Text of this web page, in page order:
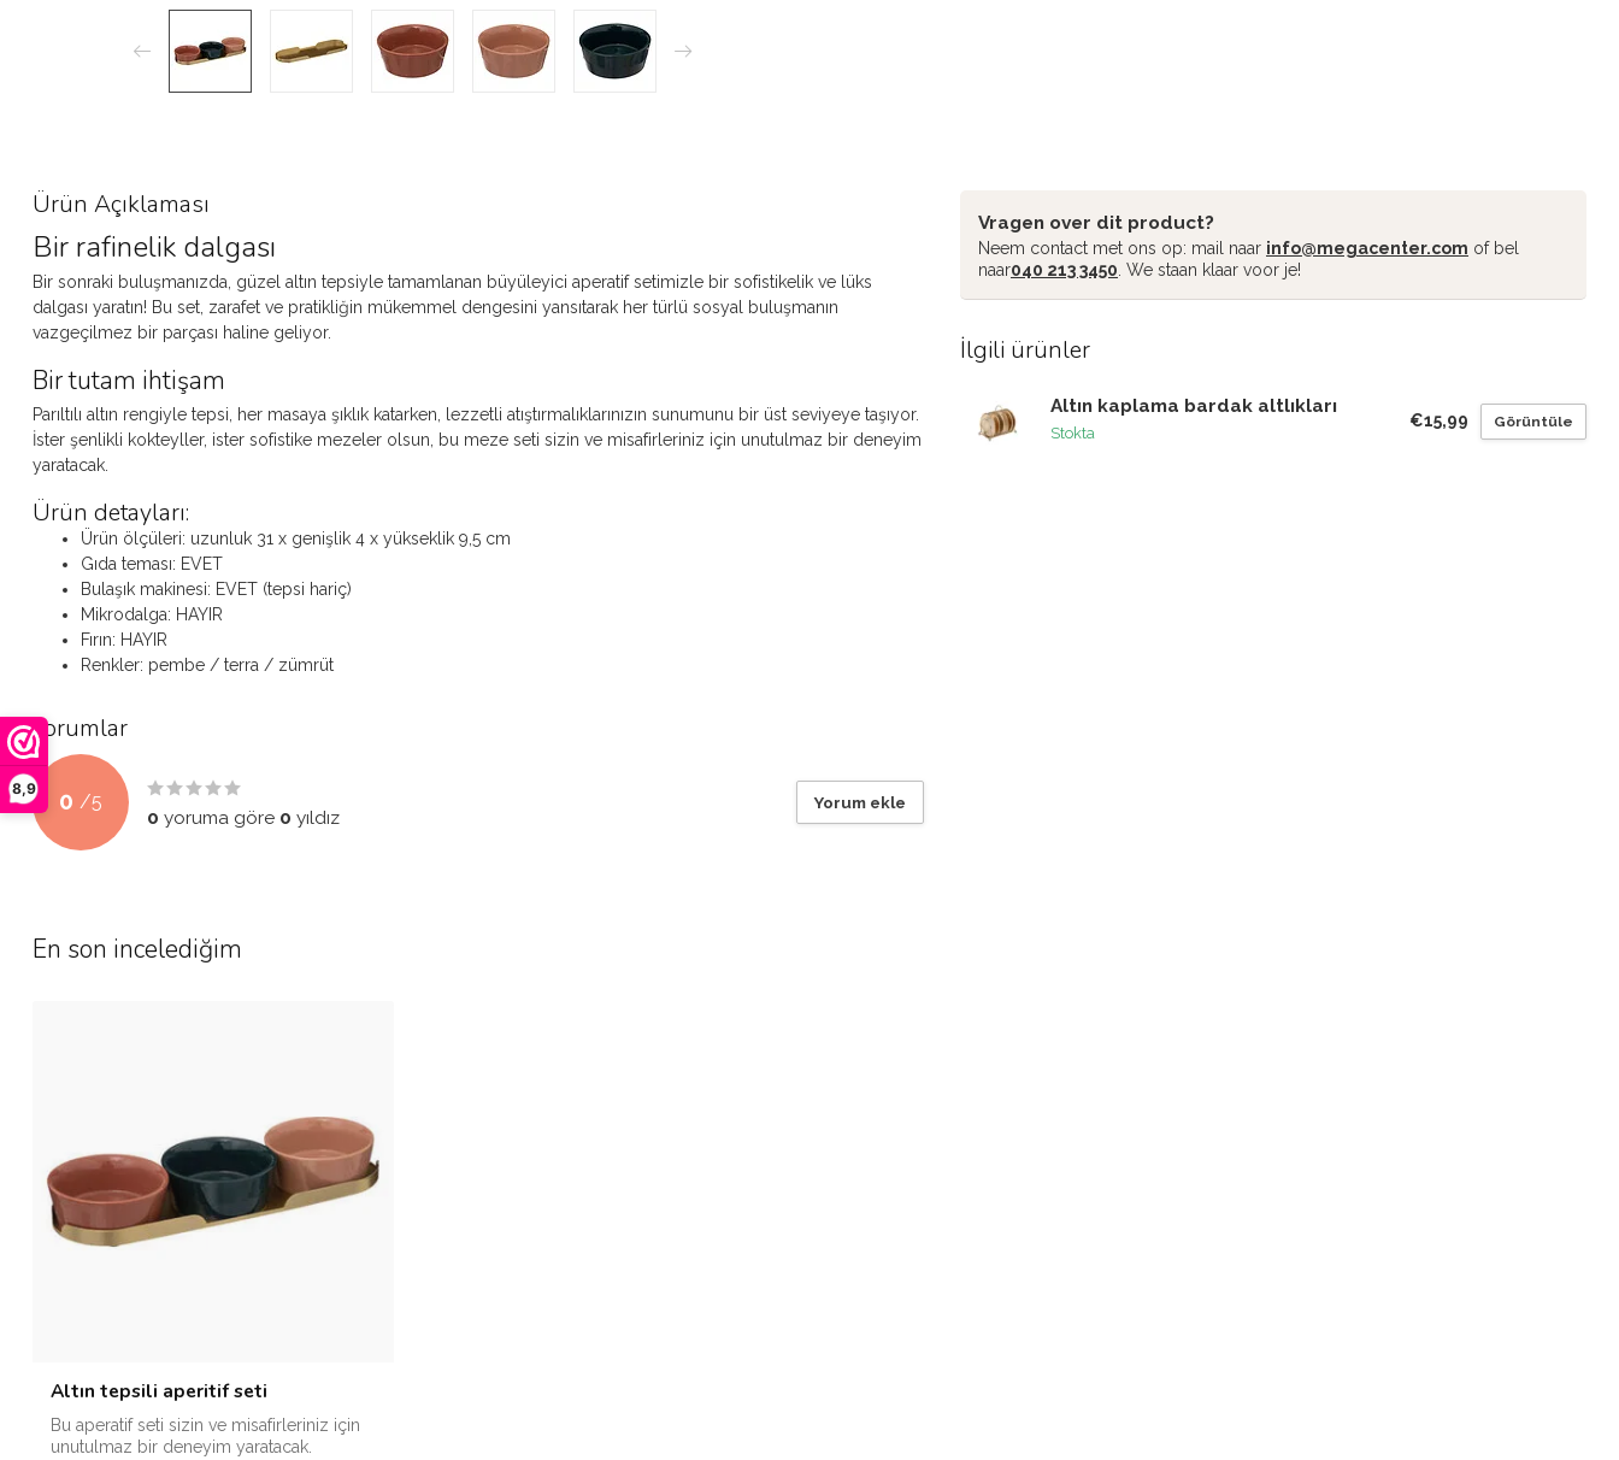
8,9
Ürün Açıklaması
Bir rafinelik dalgası
Bir sonraki buluşmanızda, güzel altın tepsiyle tamamlanan büyüleyici aperatif setimizle bir sofistikelik ve lüks
dalgası yaratın! Bu set, zarafet ve pratikliğin mükemmel dengesini yansıtarak her türlü sosyal buluşmanın
vazgeçilmez bir parçası haline geliyor.
Bir tutam ihtişam
Parıltılı altın rengiyle tepsi, her masaya şıklık katarken, lezzetli atıştırmalıklarınızın sunumunu bir üst seviyeye taşıyor.
İster şenlikli kokteyller, ister sofistike mezeler olsun, bu meze seti sizin ve misafirleriniz için unutulmaz bir deneyim
yaratacak.
Ürün detayları:
Ürün ölçüleri: uzunluk 31 x genişlik 4 x yükseklik 9,5 cm
Gıda teması: EVET
Bulaşık makinesi: EVET (tepsi hariç)
Mikrodalga: HAYIR
Fırın: HAYIR
Renkler: pembe / terra / zümrüt
Yorumlar
0 /5
0 yoruma göre 0 yıldız
Yorum ekle
Vragen over dit product?
Neem contact met ons op: mail naar info@megacenter.com of bel
naar040 213 3450 . We staan klaar voor je!
İlgili ürünler
Altın kaplama bardak altlıkları
Stokta
€15,99 Görüntüle
En son incelediğim
Altın tepsili aperitif seti
Bu aperatif seti sizin ve misafirleriniz için
unutulmaz bir deneyim yaratacak.